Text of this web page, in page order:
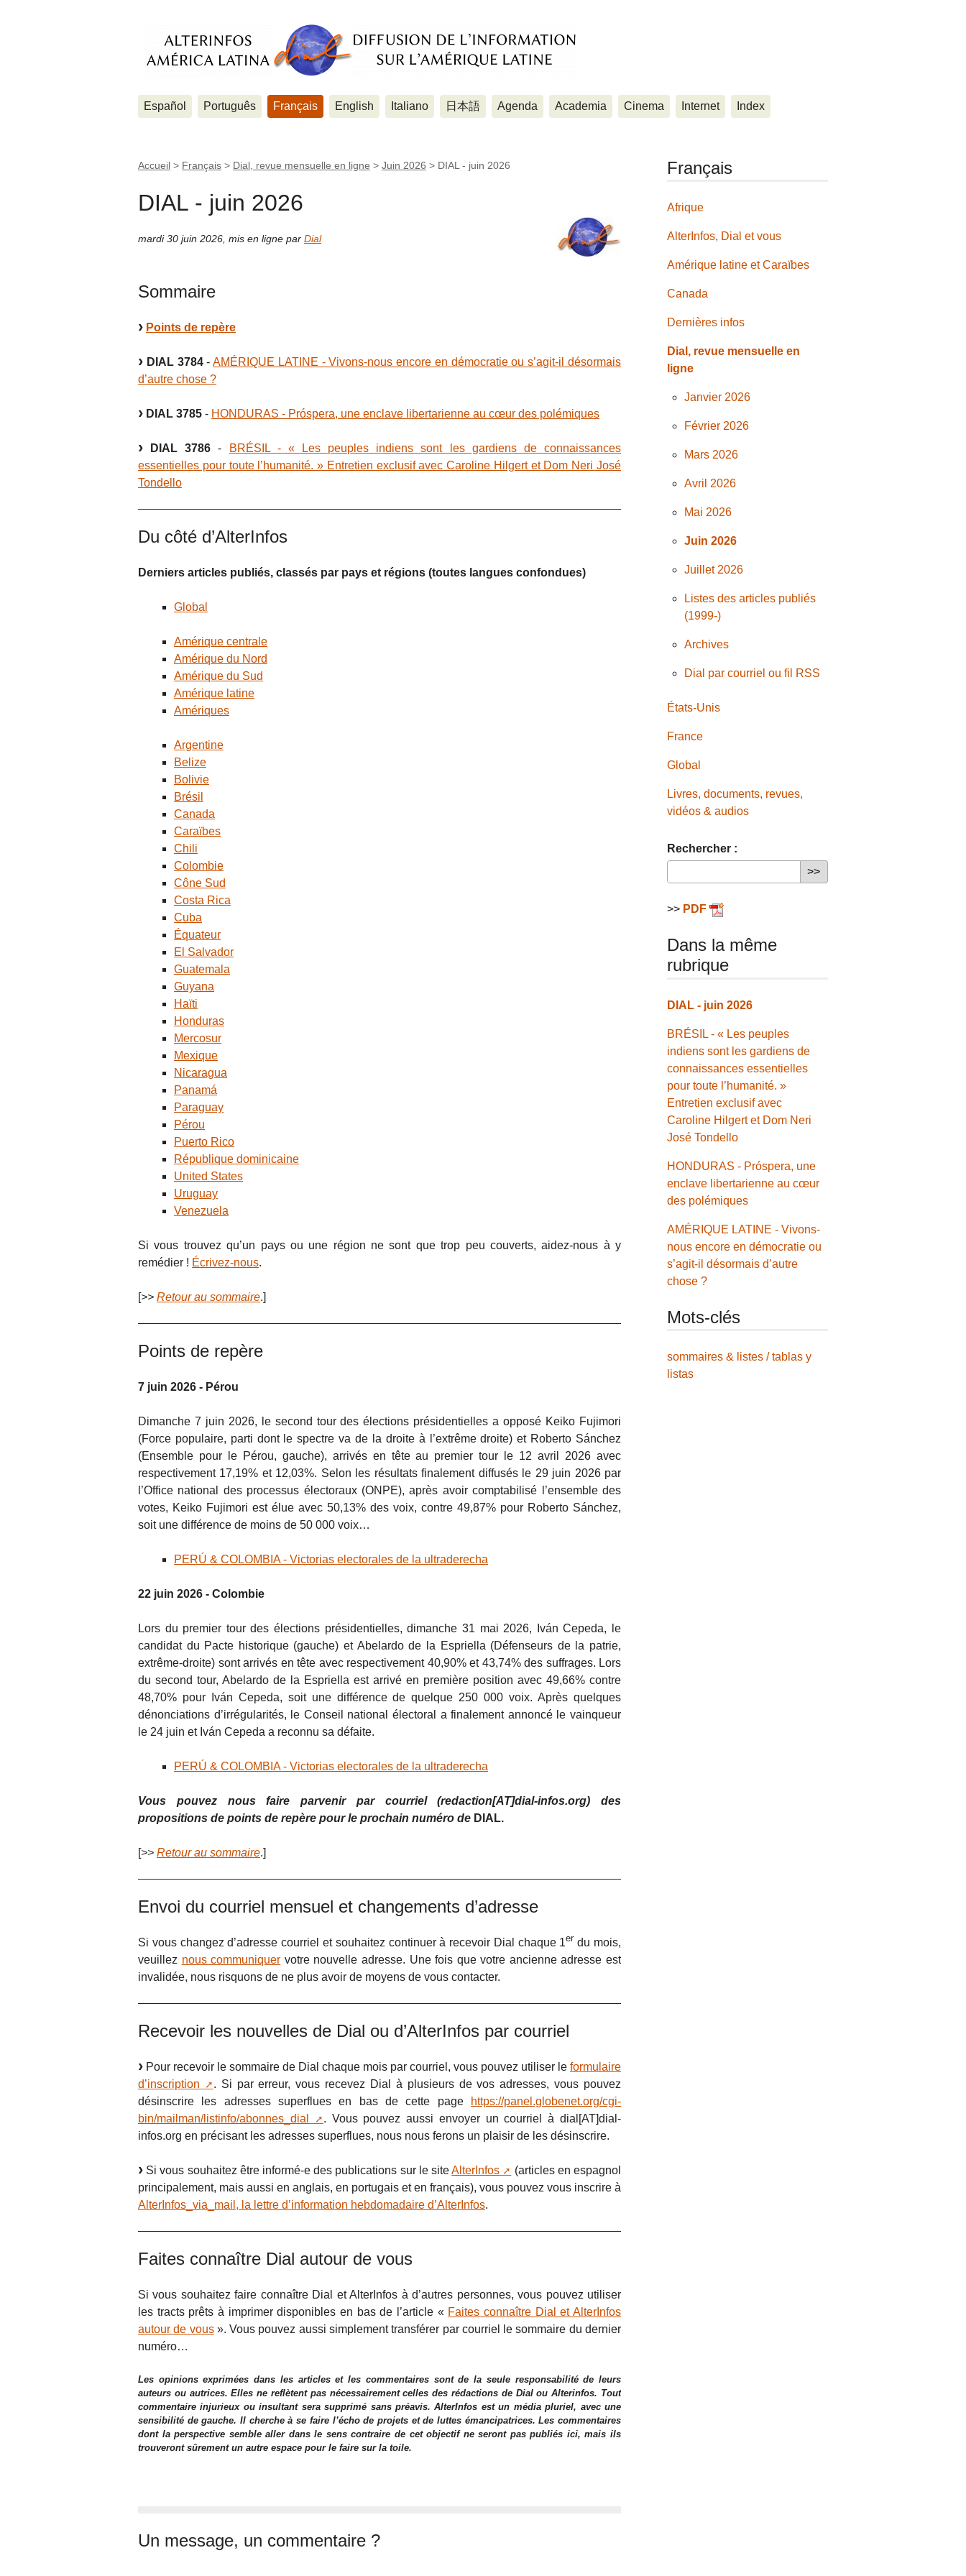
Español Português Français English Italiano 日本語 Agenda Academia Cinema Internet Index
Accueil > Français > Dial, revue mensuelle en ligne > Juin 2026 > DIAL - juin 2026
DIAL - juin 2026
mardi 30 juin 2026 mis en ligne par Dial
Sommaire
Points de repère
DIAL 3784-AMÉRIQUE LATINE - Vivons-nous encore en démocratie ou s’agit-il désormais
d’autre chose ?
DIAL 3785 - HONDURAS - Próspera, une enclave libertarienne au cœur des polémiques
DIAL 3786 -
BRÉSIL - « Les peuples indiens sont les gardiens de connaissances
essentielles pour toute l’humanité. » Entretien exclusif avec Caroline Hilgert et Dom Neri José
Tondello
Du côté d’AlterInfos
Derniers articles publiés, classés par pays et régions (toutes langues confondues)
Global
Amérique centrale
Amérique du Nord
Amérique du Sud
Amérique latine
Amériques
Argentine
Belize
Bolivie
Brésil
Canada
Caraïbes
Chili
Colombie
Cône Sud
Costa Rica
Cuba
Équateur
El Salvador
Guatemala
Guyana
Haïti
Honduras
Mercosur
Mexique
Nicaragua
Panamá
Paraguay
Pérou
Puerto Rico
République dominicaine
United States
Uruguay
Venezuela
Si vous trouvez qu’un pays ou une région ne sont que trop peu couverts, aidez-nous à y
remédier ! Écrivez-nous.
[>> Retour au sommaire.]
Points de repère
7 juin 2026 - Pérou
Dimanche 7 juin 2026, le second tour des élections présidentielles a opposé Keiko Fujimori
(Force populaire, parti dont le spectre va de la droite à l’extrême droite) et Roberto Sánchez
(Ensemble pour le Pérou, gauche), arrivés en tête au premier tour le 12 avril 2026 avec
respectivement 17,19% et 12,03%. Selon les résultats finalement diffusés le 29 juin 2026 par
l’Office national des processus électoraux (ONPE), après avoir comptabilisé l’ensemble des
votes, Keiko Fujimori est élue avec 50,13% des voix, contre 49,87% pour Roberto Sánchez,
soit une différence de moins de 50 000 voix…
PERÚ & COLOMBIA - Victorias electorales de la ultraderecha
22 juin 2026 - Colombie
Lors du premier tour des élections présidentielles, dimanche 31 mai 2026, Iván Cepeda, le
candidat du Pacte historique (gauche) et Abelardo de la Espriella (Défenseurs de la patrie,
extrême-droite) sont arrivés en tête avec respectivement 40,90% et 43,74% des suffrages. Lors
du second tour, Abelardo de la Espriella est arrivé en première position avec 49,66% contre
48,70% pour Iván Cepeda, soit une différence de quelque 250 000 voix. Après quelques
dénonciations d’irrégularités, le Conseil national électoral a finalement annoncé le vainqueur
le 24 juin et Iván Cepeda a reconnu sa défaite.
PERÚ & COLOMBIA - Victorias electorales de la ultraderecha
Vous pouvez nous faire parvenir par courriel (redaction[AT]dial-infos.org) des
propositions de points de repère pour le prochain numéro de DIAL.
[>> Retour au sommaire.]
Envoi du courriel mensuel et changements d’adresse
Si vous changez d’adresse courriel et souhaitez continuer à recevoir Dial chaque 1er du mois,
veuillez nous communiquer votre nouvelle adresse. Une fois que votre ancienne adresse est
invalidée, nous risquons de ne plus avoir de moyens de vous contacter.
Recevoir les nouvelles de Dial ou d’AlterInfos par courriel
Pour recevoir le sommaire de Dial chaque mois par courriel, vous pouvez utiliser le formulaire
d’inscription
. Si par erreur, vous recevez Dial à plusieurs de vos adresses, vous pouvez
désinscrire les adresses superflues en bas de cette page
https://panel.globenet.org/cgi-
bin/mailman/listinfo/abonnes_dial
. Vous pouvez aussi envoyer un courriel à dial[AT]dial-
infos.org en précisant les adresses superflues, nous nous ferons un plaisir de les désinscrire.
Si vous souhaitez être informé-e des publications sur le siteAlterInfos
(articles en espagnol
principalement, mais aussi en anglais, en portugais et en français), vous pouvez vous inscrire à
AlterInfos_via_mail, la lettre d’information hebdomadaire d’AlterInfos.
Faites connaître Dial autour de vous
Si vous souhaitez faire connaître Dial et AlterInfos à d’autres personnes, vous pouvez utiliser
les tracts prêts à imprimer disponibles en bas de l’article « Faites connaître Dial et AlterInfos
autour de vous». Vous pouvez aussi simplement transférer par courriel le sommaire du dernier
numéro…
Les opinions exprimées dans les articles et les commentaires sont de la seule responsabilité de leurs
auteurs ou autrices. Elles ne reflètent pas nécessairement celles des rédactions de Dial ou Alterinfos. Tout
commentaire injurieux ou insultant sera supprimé sans préavis. AlterInfos est un média pluriel, avec une
sensibilité de gauche. Il cherche à se faire l’écho de projets et de luttes émancipatrices. Les commentaires
dont la perspective semble aller dans le sens contraire de cet objectif ne seront pas publiés ici, mais ils
trouveront sûrement un autre espace pour le faire sur la toile.
Un message, un commentaire ?
Français
Afrique
AlterInfos, Dial et vous
Amérique latine et Caraïbes
Canada
Dernières infos
Dial, revue mensuelle en
ligne
Janvier 2026
Février 2026
Mars 2026
Avril 2026
Mai 2026
Juin 2026
Juillet 2026
Listes des articles publiés
(1999-)
Archives
Dial par courriel ou fil RSS
États-Unis
France
Global
Livres, documents, revues,
vidéos & audios
Rechercher :
>> PDF
Dans la même
rubrique
DIAL - juin 2026
BRÉSIL - « Les peuples
indiens sont les gardiens de
connaissances essentielles
pour toute l’humanité. »
Entretien exclusif avec
Caroline Hilgert et Dom Neri
José Tondello
HONDURAS - Próspera, une
enclave libertarienne au cœur
des polémiques
AMÉRIQUE LATINE - Vivons-
nous encore en démocratie ou
s’agit-il désormais d’autre
chose ?
Mots-clés
sommaires & listes / tablas y
listas